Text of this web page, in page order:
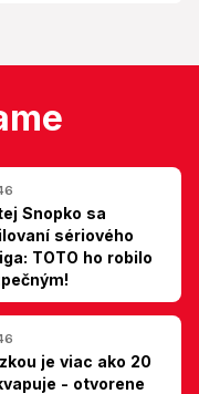
Snopko sa
sériového
TOTO ho robilo
je viac ako 20
- otvorene